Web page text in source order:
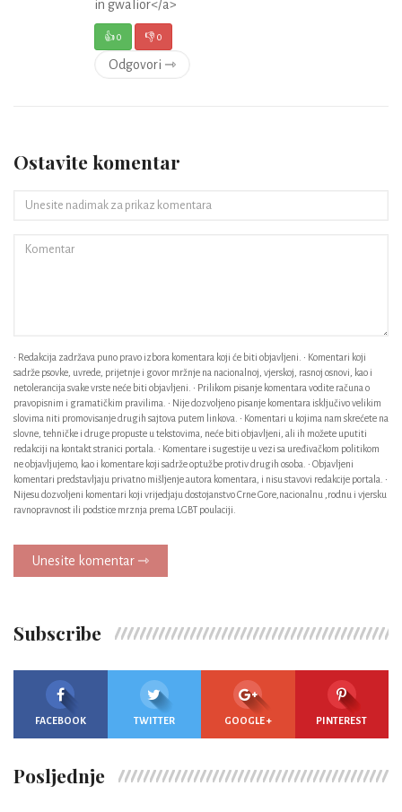
in gwalior</a>
👍0 👎0
Odgovori ⇾
Ostavite komentar
• Redakcija zadržava puno pravo izbora komentara koji će biti objavljeni. • Komentari koji
sadrže psovke, uvrede, prijetnje i govor mržnje na nacionalnoj, vjerskoj, rasnoj osnovi, kao i
netolerancija svake vrste neće biti objavljeni. • Prilikom pisanje komentara vodite računa o
pravopisnim i gramatičkim pravilima. • Nije dozvoljeno pisanje komentara isključivo velikim
slovima niti promovisanje drugih sajtova putem linkova. • Komentari u kojima nam skrećete na
slovne, tehničke i druge propuste u tekstovima, neće biti objavljeni, ali ih možete uputiti
redakciji na kontakt stranici portala. • Komentare i sugestije u vezi sa uređivačkom politikom
ne objavljujemo, kao i komentare koji sadrže optužbe protiv drugih osoba. • Objavljeni
komentari predstavljaju privatno mišljenje autora komentara, i nisu stavovi redakcije portala. •
Nijesu dozvoljeni komentari koji vrijedjaju dostojanstvo Crne Gore,nacionalnu ,rodnu i vjersku
ravnopravnost ili podstice mrznja prema LGBT poulaciji.
Unesite komentar ⇾
Subscribe
FACEBOOK TWITTER GOOGLE + PINTEREST
Posljednje